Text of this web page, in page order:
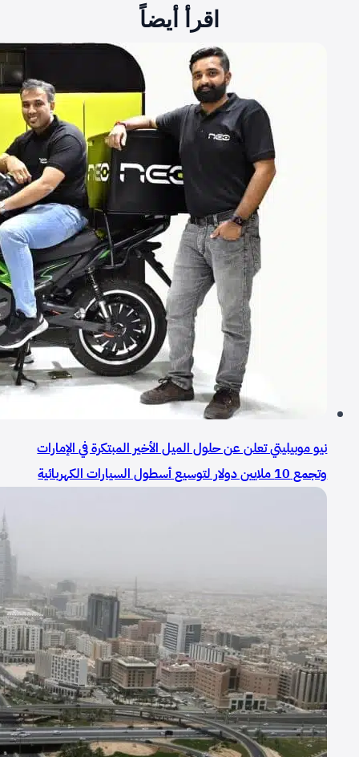
اقرأ أيضاً
نيو موبيليتي تعلن عن حلول الميل الأخير المبتكرة في الإمارات
وتجمع 10 ملايين دولار لتوسيع أسطول السيارات الكهربائية